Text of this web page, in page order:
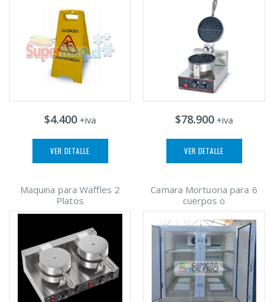
$4.400 +iva
VER DETALLE
$78.900 +iva
VER DETALLE
Maquina para Waffles 2
Platos
Camara Mortuoria para 6
cuerpos o